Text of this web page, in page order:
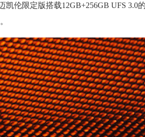
凯伦限定版搭载12GB+256GB UFS